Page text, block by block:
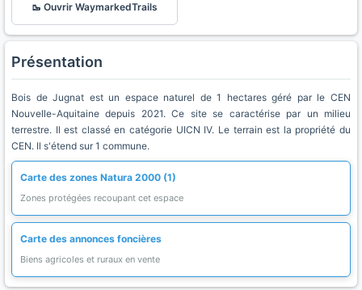
🥾 Ouvrir WaymarkedTrails
Présentation
Bois de Jugnat est un espace naturel de 1 hectares géré par le CEN
Nouvelle-Aquitaine depuis 2021. Ce site se caractérise par un milieu
terrestre. Il est classé en catégorie UICN IV. Le terrain est la propriété du
CEN. Il s'étend sur 1 commune.
Carte des zones Natura 2000 (1)
Zones protégées recoupant cet espace
Carte des annonces foncières
Biens agricoles et ruraux en vente